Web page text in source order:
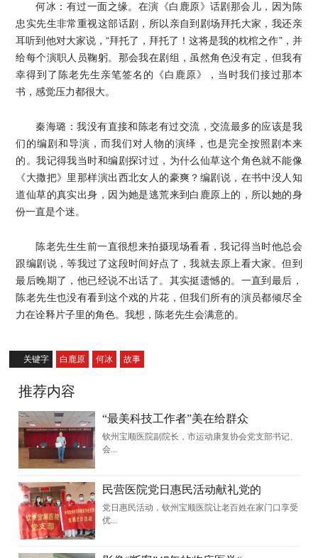
何冰：有过一面之缘。在演《白鹿原》话剧那会儿，因为陈
忠实先生非常重视这部话剧，所以亲自到剧场拜托大家，我还亲
耳听到他对大家说，“拜托了，拜托了！这将是我的枕棺之作”，并
给每个演职人员鞠躬。那会我在剧组，虽然角色没有定，但我有
幸得到了陈老先生亲笔签名的《白鹿原》，当时我们接过那本
书，感觉压力都很大。
秦海璐：我没有直接和陈老有过交流，交流最多的应该是我
们的编剧和导演，而我们对人物的演绎，也是完全按照剧本来
的。我记得我当时和编剧探讨过，为什么仙草这个角色就不能像
《大撒把》里那样演出西北女人的豪爽？编剧说，在书中没人知
道仙草的真实出身，因为她是逃荒来到白鹿原上的，所以她的身
份一直是个迷。
陈老先生生前一直很想来拍摄现场看看，我记得当时他总会
跟编剧说，等我过了这段时间好点了，我就去原上看大家。但到
最后晚期了，他已经说不出话了。其实挺遗憾的。一直到最后，
陈老先生也没有看到这个戏的片花，但我们所有的演员都倾尽全
力在诠释片子里的角色。我想，陈老先生会满意的。
关键字 白鹿原 何冰 故事
推荐内容
“最美科技工作者”美在给群众
钦州宝顺医院副院长，市运动康复协会党支部书记、
会...
民营医院党日惠民活动献礼党的
党日惠民活动，钦州宝顺医院让老百姓在家门口享受
优...